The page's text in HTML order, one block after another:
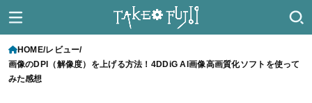
HOME レビュー
画像のDPI（解像度）を上げる方法！4DDiG AI画像高画質化ソフトを使って
みた感想